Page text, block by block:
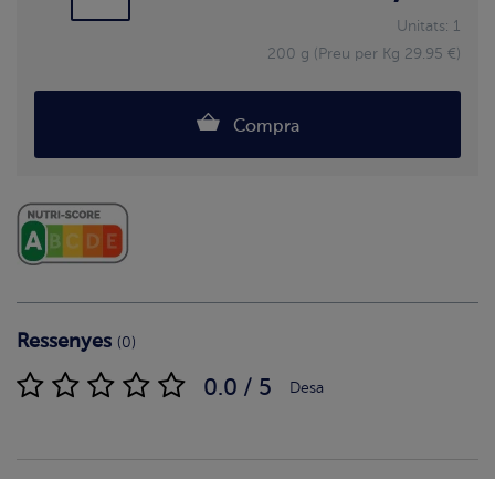
Unitats: 1
200 g (Preu per Kg 29.95 €)
Compra
Ressenyes (0)
0.0 / 5 Desa